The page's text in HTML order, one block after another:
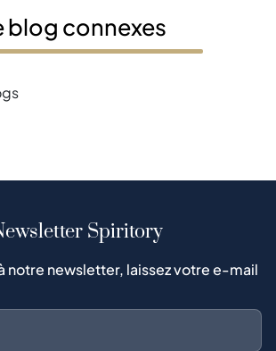
blog connexes
Spiritory
notre newsletter, laissez votre e-mail